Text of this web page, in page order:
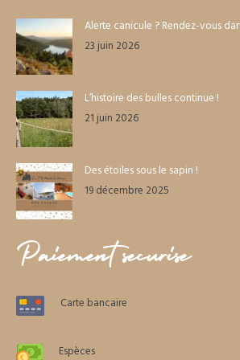
Alerte canicule ? Rendez-vous
23 juin 2026
L’histoire des bulles continue !
21 juin 2026
Des étoiles sous le sapin !
19 décembre 2025
Paiement sécurisé
Carte bancaire
Espèces